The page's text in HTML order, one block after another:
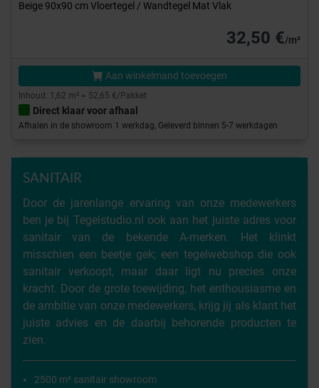
Beige 90x90 cm Vloertegel / Wandtegel Mat Vlak
32,50 €/m²
Aan winkelmand toevoegen
Inhoud: 1,62 m² = 52,65 €/Pakket
Direct klaar voor afhaal
Afhalen in de showroom 1 werkdag, Geleverd binnen 5-7 werkdagen
SANITAIR
Door de jarenlange ervaring van onze medewerkers
ben je bij Tegelstudio.nl ook aan het juiste adres voor
sanitair van de bekende A-merken. Het klinkt
misschien een beetje gek; een tegelwebshop die ook
sanitair verkoopt, maar daar ligt nu precies onze
kracht. Door de grote toewijding, het enthousiasme en
de ambitie van onze medewerkers, krijg jij als klant het
juiste advies en de daarbij behorende producten te
zien.
2500 m² sanitair showroom